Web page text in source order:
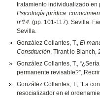
tratamiento individualizado en
Psicología jurídica:
nº14.(pp. 101-117). Sevilla:
Sevilla.
González Collantes, T.,El
Constitución, Tirant lo Blanch,
González Collantes, T.,
permanente revisable?”,
González Collantes, T., “La
resocializador en el